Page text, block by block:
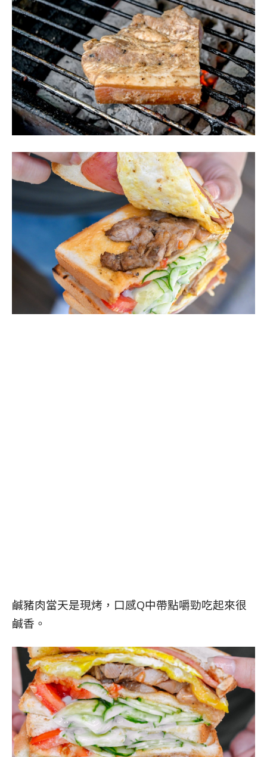
鹹豬肉當天是現烤，口感Q中帶點嚼勁吃起來很
鹹香。